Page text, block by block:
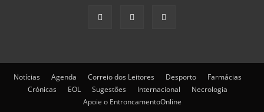
Notícias Agenda Correio dos Leitores Desporto
Farmácias
Crónicas
EOL Sugestões Internacional
Necrologia
Apoie o EntroncamentoOnline